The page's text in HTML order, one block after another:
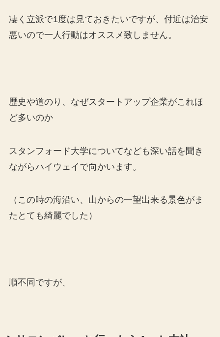
凄く立派で1度は見ておきたいですが、付近は治安
悪いので一人行動はオススメ致しません。
歴史や道のり、なぜスタートアップ企業がこれほ
ど多いのか
スタンフォード大学についてなども深い話を聞き
ながらハイウェイで向かいます。
（この時の海沿い、山からの一望出来る景色がま
たとても綺麗でした）
順不同ですが、